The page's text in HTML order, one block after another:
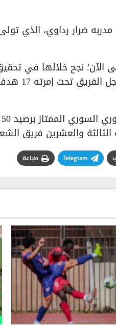
ضرار رداوي، الذي
والعشرين فريق
Telegram طباعة